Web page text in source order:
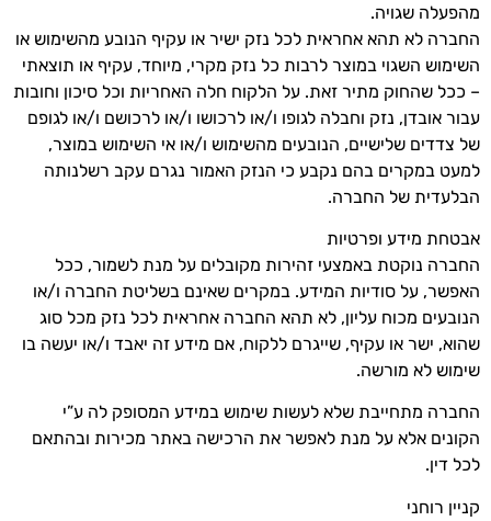
מהפעלה שגויה.
החברה לא תהא אחראית לכל נזק ישיר או עקיף הנובע מהשימוש או
השימוש השגוי במוצר לרבות כל נזק מקרי, מיוחד, עקיף או תוצאתי
– ככל שהחוק מתיר זאת. על הלקוח חלה האחריות וכל סיכון וחובות
עבור אובדן, נזק וחבלה לגופו ו/או לרכושו ו/או לרכושם ו/או לגופם
של צדדים שלישיים, הנובעים מהשימוש ו/או אי השימוש במוצר,
למעט במקרים בהם נקבע כי הנזק האמור נגרם עקב רשלנותה
הבלעדית של החברה.
אבטחת מידע ופרטיות
החברה נוקטת באמצעי זהירות מקובלים על מנת לשמור, ככל
האפשר, על סודיות המידע. במקרים שאינם בשליטת החברה ו/או
הנובעים מכוח עליון, לא תהא החברה אחראית לכל נזק מכל סוג
שהוא, ישר או עקיף, שייגרם ללקוח, אם מידע זה יאבד ו/או יעשה בו
שימוש לא מורשה.
החברה מתחייבת שלא לעשות שימוש במידע המסופק לה ע”י
הקונים אלא על מנת לאפשר את הרכישה באתר מכירות ובהתאם
לכל דין.
קניין רוחני